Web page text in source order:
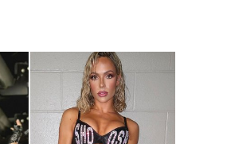
deverá estar presente na